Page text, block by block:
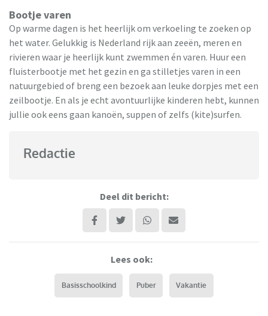
Bootje varen
Op warme dagen is het heerlijk om verkoeling te zoeken op
het water. Gelukkig is Nederland rijk aan zeeën, meren en
rivieren waar je heerlijk kunt zwemmen én varen. Huur een
fluisterbootje met het gezin en ga stilletjes varen in een
natuurgebied of breng een bezoek aan leuke dorpjes met een
zeilbootje. En als je echt avontuurlijke kinderen hebt, kunnen
jullie ook eens gaan kanoën, suppen of zelfs (kite)surfen.
Redactie
Deel dit bericht:
Lees ook:
Basisschoolkind Puber Vakantie